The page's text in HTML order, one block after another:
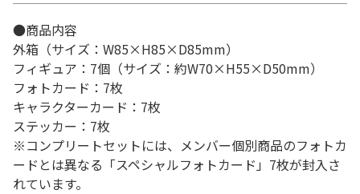
●商品内容
外箱（サイズ：W85×H85×D85mm）
フィギュア：7個（サイズ：約W70×H55×D50mm）
フォトカード：7枚
キャラクターカード：7枚
ステッカー：7枚
※コンプリートセットには、メンバー個別商品のフォトカ
ードとは異なる「スペシャルフォトカード」7枚が封入さ
れています。